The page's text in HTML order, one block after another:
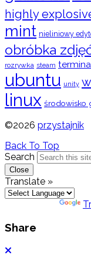
highly
mint nieliniowy
obróbka
rozrywka steam
ubuntu unity
linux środowisko
©2026 przystajnik
Back To Top
Search
Close
Translate »
Share